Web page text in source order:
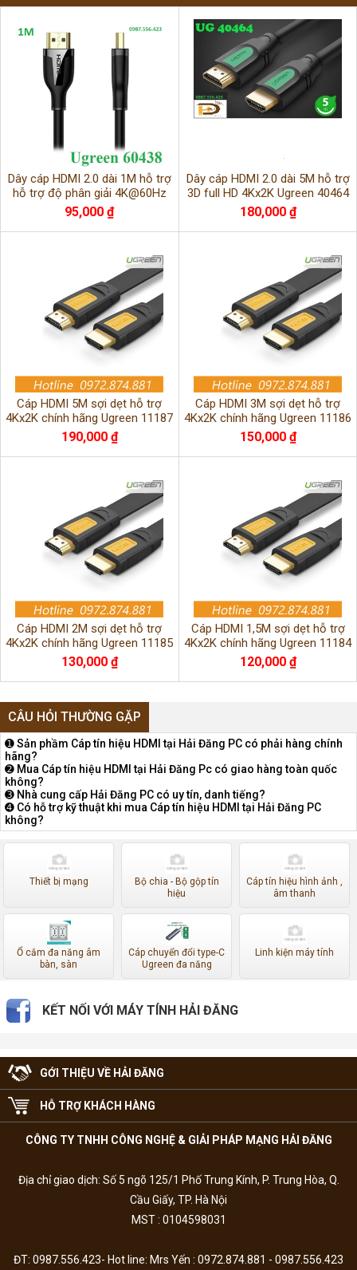
Dây cáp HDMI 2.0 dài 1M hỗ trợ
hỗ trợ độ phân giải 4K@60Hz
Ugreen 60438 cao cấp
95,000 ₫
Dây cáp HDMI 2.0 dài 5M hỗ trợ
3D full HD 4Kx2K Ugreen 40464
chính hãng
180,000 ₫
Cáp HDMI 5M sợi dẹt hỗ trợ
4Kx2K chính hãng Ugreen 11187
cao cấp
190,000 ₫
Cáp HDMI 3M sợi dẹt hỗ trợ
4Kx2K chính hãng Ugreen 11186
cao cấp
150,000 ₫
Cáp HDMI 2M sợi dẹt hỗ trợ
4Kx2K chính hãng Ugreen 11185
130,000 ₫
Cáp HDMI 1,5M sợi dẹt hỗ trợ
4Kx2K chính hãng Ugreen 11184
120,000 ₫
CÂU HỎI THƯỜNG GẶP
➊ Sản phầm Cáp tín hiệu HDMI tại Hải Đăng PC có phải hàng chính
hãng?
➋ Mua Cáp tín hiệu HDMI tại Hải Đăng Pc có giao hàng toàn quốc
không?
➌ Nhà cung cấp Hải Đăng PC có uy tín, danh tiếng?
➍ Có hỗ trợ kỹ thuật khi mua Cáp tín hiệu HDMI tại Hải Đăng PC
không?
Thiết bị mạng
Bộ chia - Bộ gộp tín
hiệu
Cáp tín hiệu hình ảnh ,
âm thanh
Ổ cắm đa năng âm
bàn, sàn
Cáp chuyển đổi type-C
Ugreen đa năng
Linh kiện máy tính
KẾT NỐI VỚI MÁY TÍNH HẢI ĐĂNG
GỚI THIỆU VỀ HẢI ĐĂNG
HỖ TRỢ KHÁCH HÀNG
CÔNG TY TNHH CÔNG NGHỆ & GIẢI PHÁP MẠNG HẢI ĐĂNG
Địa chỉ giao dịch: Số 5 ngõ 125/1 Phố Trung Kính, P. Trung Hòa, Q.
Cầu Giấy, TP. Hà Nội
MST : 0104598031
ĐT: 0987.556.423- Hot line: Mrs Yến : 0972.874.881 - 0987.556.423